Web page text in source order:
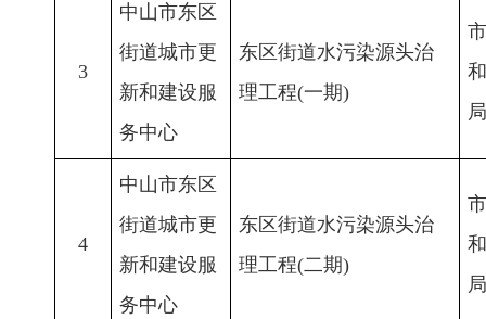
3
中山市东区
街道城市更
新和建设服
务中心
东区街道水污染源头治
理工程(一期)
局
4
中山市东区
街道城市更
新和建设服
务中心
东区街道水污染源头治
理工程(二期)
局